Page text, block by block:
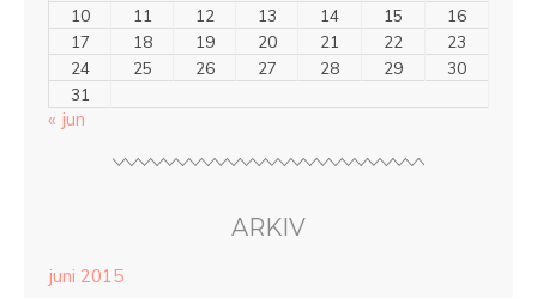
10
11 12 13 14 15
16
17
18 19 20 21 22
23
24
25 26 27 28 29
30
31
« jun
ARKIV
juni 2015